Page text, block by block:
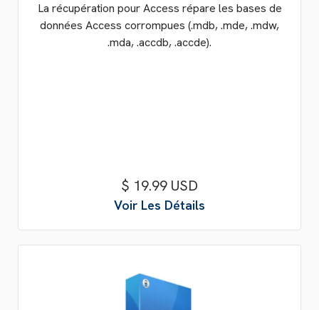
La récupération pour Access répare les bases de
données Access corrompues (.mdb, .mde, .mdw,
.mda, .accdb, .accde).
$ 19.99 USD
Voir Les Détails